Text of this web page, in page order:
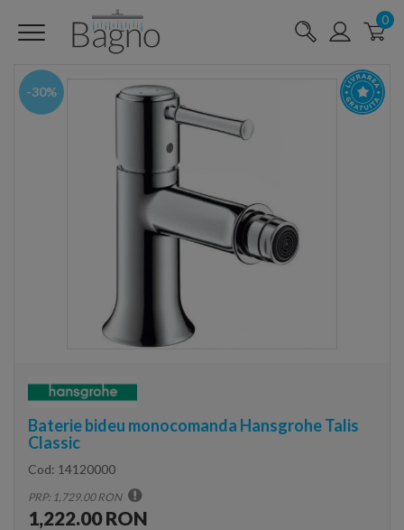
0
-30%
Baterie bideu monocomanda Hansgrohe Talis
Classic
Cod: 14120000
PRP: 1,729.00 RON
1,222.00 RON